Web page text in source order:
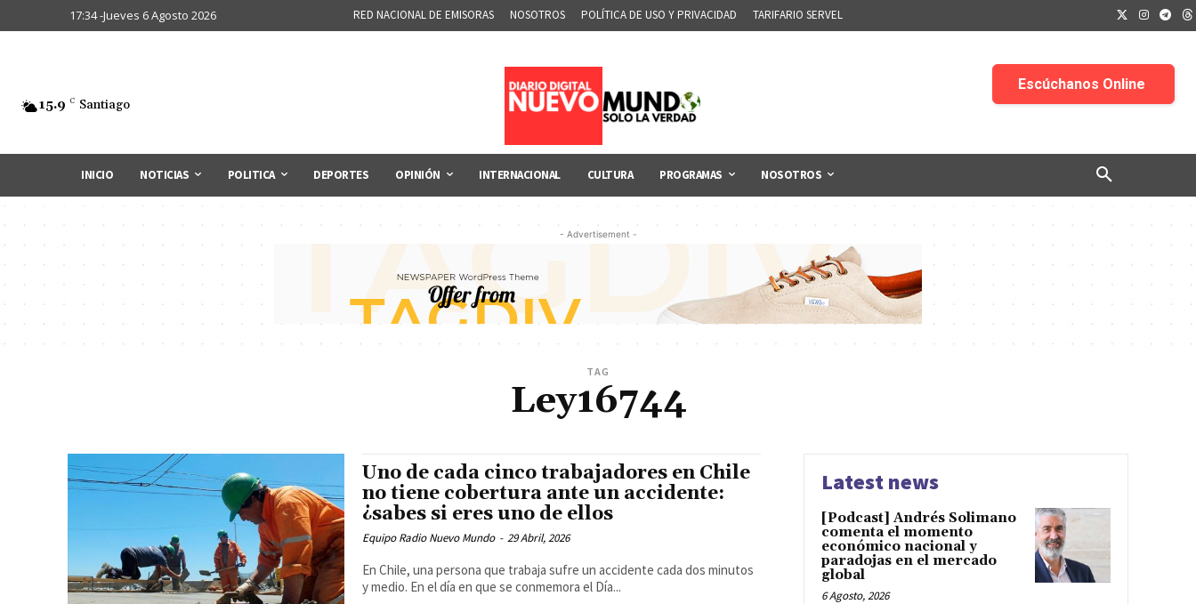
17:34 -Jueves 6 Agosto 2026 RED NACIONAL DE EMISORAS NOSOTROS POLÍTICA DE USO Y PRIVACIDAD TARIFARIO SERVEL
15.9 C Santiago
INICIO NOTICIAS POLITICA DEPORTES OPINIÓN INTERNACIONAL CULTURA PROGRAMAS NOSOTROS
- Advertisement -
TAG
Ley16744
Uno de cada cinco trabajadores en Chile
no tiene cobertura ante un accidente:
¿sabes si eres uno de ellos
Equipo Radio Nuevo Mundo - 29 Abril, 2026
En Chile, una persona que trabaja sufre un accidente cada dos minutos
y medio. En el día en que se conmemora el Día...
Latest news
[Podcast] Andrés Solimano
comenta el momento
económico nacional y
paradojas en el mercado
global
6 Agosto, 2026